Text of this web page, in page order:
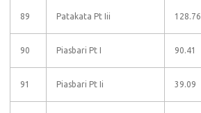
89 Patakata Pt Iii 128.76
90 Piasbari Pt I 90.41
91 Piasbari Pt Ii 39.09